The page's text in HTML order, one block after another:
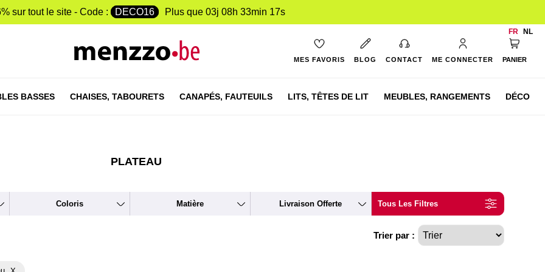
sur tout le site - Code : DECO16 Plus que 03j 08h 33min 16s
FR NL
MES FAVORIS BLOG CONTACT ME CONNECTER PANIER
BASSES CHAISES, TABOURETS CANAPÉS, FAUTEUILS LITS, TÊTES DE LIT MEUBLES, RANGEMENTS DÉCO
PLATEAU
Coloris Matière Livraison Offerte Tous Les Filtres
Trier par :